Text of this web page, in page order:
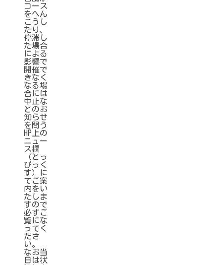
コース
をへん
こうし
たり、
停滞し
た場合
による
影響で
開催で
きなく
なる場
合には
中止な
どのお
知らせ
を問う
HP上の
ニュー
ス欄
（とっ
ぴっく
す）に
てご案
内をい
たしま
すので
必ずご
覧にな
ってく
ださ
い。
なお当
日は状